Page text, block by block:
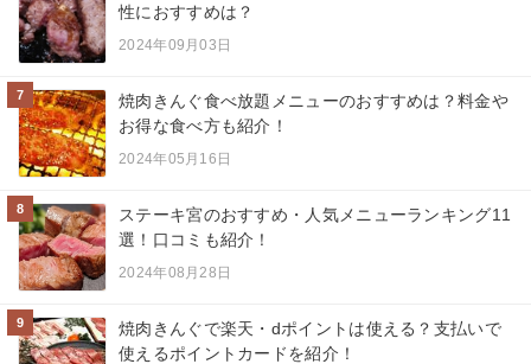
性におすすめは？
2024年09月03日
7
焼肉きんぐ食べ放題メニューのおすすめは？料金や
お得な食べ方も紹介！
2024年05月16日
8
ステーキ宮のおすすめ・人気メニューランキング11
選！口コミも紹介！
2024年08月28日
9
焼肉きんぐで楽天・dポイントは使える？支払いで
使えるポイントカードを紹介！